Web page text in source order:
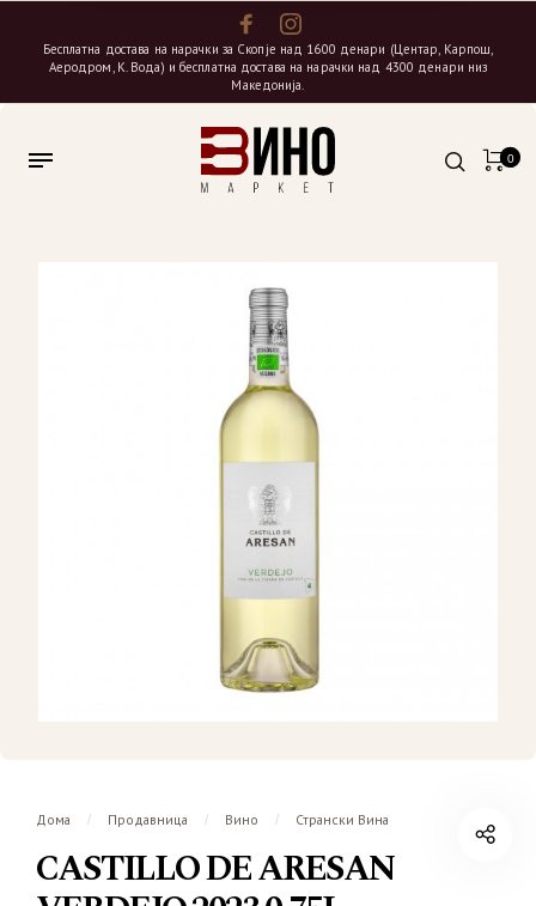
Бесплатна достава на нарачки за Скопје над 1600 денари (Центар, Карпош,
Аеродром, К. Вода) и бесплатна достава на нарачки над 4300 денари низ
Македонија.
0
Дома / Продавница / Вино / Странски Вина
CASTILLO DE ARESAN